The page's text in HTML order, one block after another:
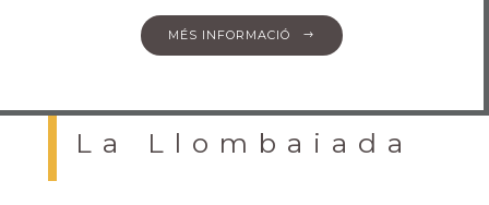
MÉS INFORMACIÓ
La Llombaiada